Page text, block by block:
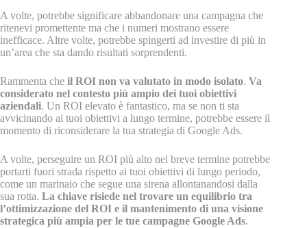
A volte, potrebbe significare abbandonare una campagna che
ritenevi promettente ma che i numeri mostrano essere
inefficace. Altre volte, potrebbe spingerti ad investire di più in
un’area che sta dando risultati sorprendenti.
Rammenta che il ROI non va valutato in modo isolato. Va
considerato nel contesto più ampio dei tuoi obiettivi
aziendali. Un ROI elevato è fantastico, ma se non ti sta
avvicinando ai tuoi obiettivi a lungo termine, potrebbe essere il
momento di riconsiderare la tua strategia di Google Ads.
A volte, perseguire un ROI più alto nel breve termine potrebbe
portarti fuori strada rispetto ai tuoi obiettivi di lungo periodo,
come un marinaio che segue una sirena allontanandosi dalla
sua rotta. La chiave risiede nel trovare un equilibrio tra
l’ottimizzazione del ROI e il mantenimento di una visione
strategica più ampia per le tue campagne Google Ads.